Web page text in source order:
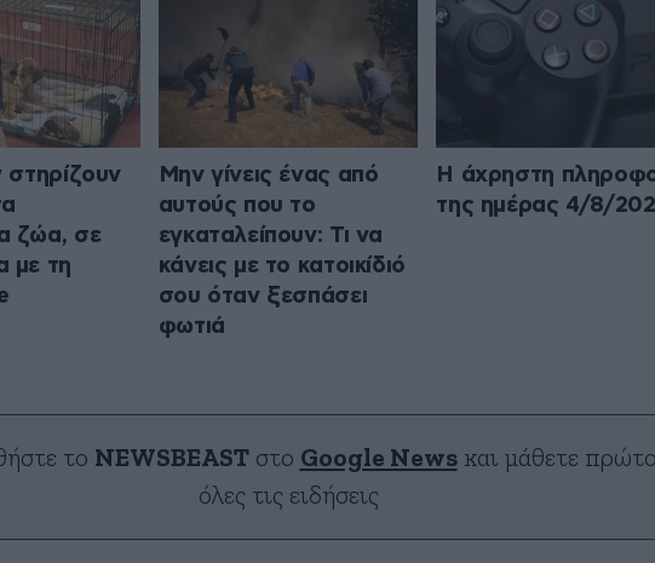
ζώα, σε
με τη
Μην γίνεις ένας από
αυτούς που το
εγκαταλείπουν: Τι να
κάνεις με το κατοικίδιό
σου όταν ξεσπάσει
φωτιά
Η άχρηστη
της ημέρας 4/8/
το NEWSBEASTστο Google Newsκαι μάθετε
όλες τις ειδήσεις